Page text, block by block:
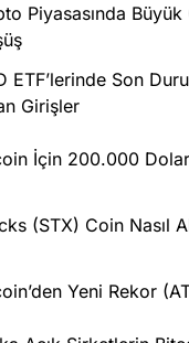
Piyasasında Büyük
ETF’lerinde Son
Girişler
İçin 200.000
(STX) Coin Nasıl
Yeni Rekor